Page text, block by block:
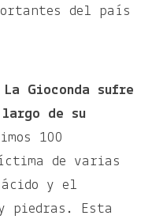
del país
Gioconda sufre
de su
100
de varias
y el
piedras. Esta